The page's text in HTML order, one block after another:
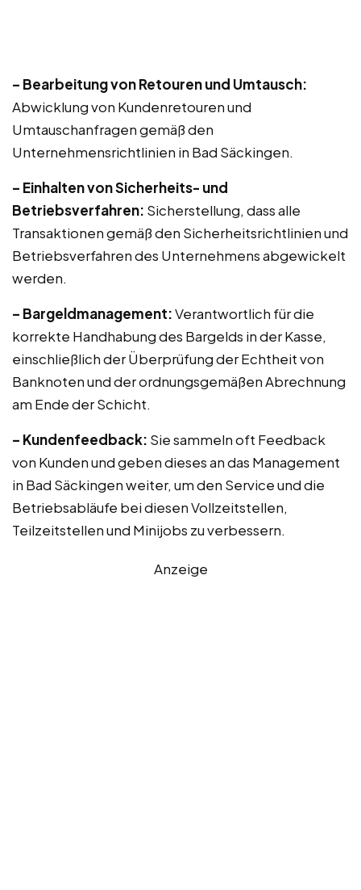
– Bearbeitung von Retouren und Umtausch:
Abwicklung von Kundenretouren und
Umtauschanfragen gemäß den
Unternehmensrichtlinien in Bad Säckingen.
– Einhalten von Sicherheits- und
Betriebsverfahren: Sicherstellung, dass alle
Transaktionen gemäß den Sicherheitsrichtlinien und
Betriebsverfahren des Unternehmens abgewickelt
werden.
– Bargeldmanagement:Verantwortlich für die
korrekte Handhabung des Bargelds in der Kasse,
einschließlich der Überprüfung der Echtheit von
Banknoten und der ordnungsgemäßen Abrechnung
am Ende der Schicht.
– Kundenfeedback: Sie sammeln oft Feedback
von Kunden und geben dieses an das Management
in Bad Säckingen weiter, um den Service und die
Betriebsabläufe bei diesen Vollzeitstellen,
Teilzeitstellen und Minijobs zu verbessern.
Anzeige